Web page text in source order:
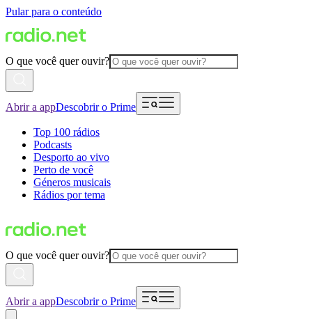
Pular para o conteúdo
O que você quer ouvir?
Abrir a appDescobrir o Prime
Top 100 rádios
Podcasts
Desporto ao vivo
Perto de você
Géneros musicais
Rádios por tema
O que você quer ouvir?
Abrir a appDescobrir o Prime